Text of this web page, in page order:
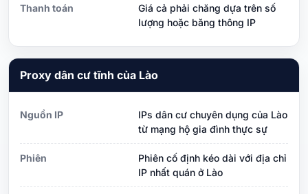
Thanh toán
Giá cả phải chăng dựa trên số
lượng hoặc băng thông IP
Proxy dân cư tĩnh của Lào
Nguồn IP
IPs dân cư chuyên dụng của Lào
từ mạng hộ gia đình thực sự
Phiên
Phiên cố định kéo dài với địa chỉ
IP nhất quán ở Lào